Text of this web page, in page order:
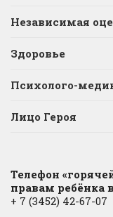
Независимая
Здоровье
Психолого-
Лицо Героя
Телефон
правам ребёнка
+ 7 (3452) 42-67-07